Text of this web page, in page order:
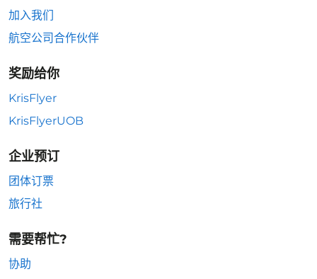
加入我们
航空公司合作伙伴
奖励给你
KrisFlyer
KrisFlyerUOB
企业预订
团体订票
旅行社
需要帮忙?
协助